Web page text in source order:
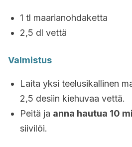
1 tl maarianohdaketta
2,5 dl vettä
Valmistus
Laita yksi teelusikallinen
2,5 desiin kiehuvaa vettä.
Peitä ja anna hautua 10
siivilöi.